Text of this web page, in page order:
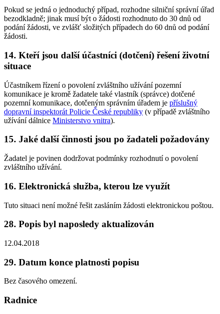
Pokud se jedná o jednoduchý případ, rozhodne silniční správní úřad
bezodkladně; jinak musí být o žádosti rozhodnuto do 30 dnů od
podání žádosti, ve zvlášť složitých případech do 60 dnů od podání
žádosti.
14. Kteří jsou další účastníci (dotčení) řešení životní
situace
Účastníkem řízení o povolení zvláštního užívání pozemní
komunikace je kromě žadatele také vlastník (správce) dotčené
pozemní komunikace, dotčeným správním úřadem je příslušný
dopravní inspektorát Policie České republiky (v případě zvláštního
užívání dálnice Ministerstvo vnitra).
15. Jaké další činnosti jsou po žadateli požadovány
Žadatel je povinen dodržovat podmínky rozhodnutí o povolení
zvláštního užívání.
16. Elektronická služba, kterou lze využít
Tuto situaci není možné řešit zasláním žádosti elektronickou poštou.
28. Popis byl naposledy aktualizován
12.04.2018
29. Datum konce platnosti popisu
Bez časového omezení.
Radnice